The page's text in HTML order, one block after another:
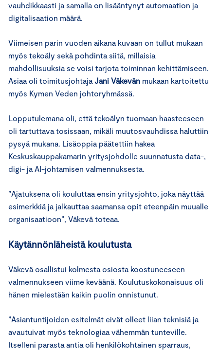
vauhdikkaasti ja samalla on lisääntynyt automaation ja
digitalisaation määrä.
Viimeisen parin vuoden aikana kuvaan on tullut mukaan
myös tekoäly sekä pohdinta siitä, millaisia
mahdollisuuksia se voisi tarjota toiminnan kehittämiseen.
Asiaa oli toimitusjohtaja Jani Väkevän mukaan kartoitettu
myös Kymen Veden johtoryhmässä.
Lopputulemana oli, että tekoälyn tuomaan haasteeseen
oli tartuttava tosissaan, mikäli muutosvauhdissa haluttiin
pysyä mukana. Lisäoppia päätettiin hakea
Keskuskauppakamarin yritysjohdolle suunnatusta data-,
digi- ja AI-johtamisen valmennuksesta.
”Ajatuksena oli kouluttaa ensin yritysjohto, joka näyttää
esimerkkiä ja jalkauttaa saamansa opit eteenpäin muualle
organisaatioon”, Väkevä toteaa.
Käytännönläheistä koulutusta
Väkevä osallistui kolmesta osiosta koostuneeseen
valmennukseen viime keväänä. Koulutuskokonaisuus oli
hänen mielestään kaikin puolin onnistunut.
”Asiantuntijoiden esitelmät eivät olleet liian teknisiä ja
avautuivat myös teknologiaa vähemmän tunteville.
Itselleni parasta antia oli henkilökohtainen sparraus,